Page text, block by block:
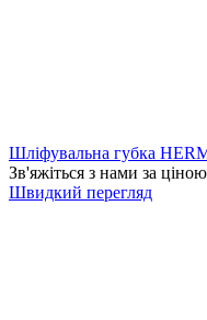
Шліфувальна губка
Зв'яжіться з нами за ціною
Швидкий перегляд